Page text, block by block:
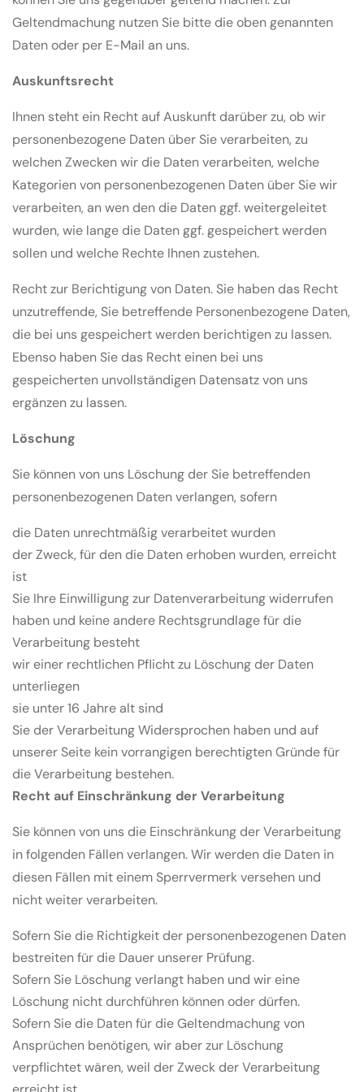
Geltendmachung nutzen Sie bitte die oben genannten
Daten oder per E-Mail an uns.
Auskunftsrecht
Ihnen steht ein Recht auf Auskunft darüber zu, ob wir
personenbezogene Daten über Sie verarbeiten, zu
welchen Zwecken wir die Daten verarbeiten, welche
Kategorien von personenbezogenen Daten über Sie wir
verarbeiten, an wen den die Daten ggf. weitergeleitet
wurden, wie lange die Daten ggf. gespeichert werden
sollen und welche Rechte Ihnen zustehen.
Recht zur Berichtigung von Daten. Sie haben das Recht
unzutreffende, Sie betreffende Personenbezogene Daten,
die bei uns gespeichert werden berichtigen zu lassen.
Ebenso haben Sie das Recht einen bei uns
gespeicherten unvollständigen Datensatz von uns
ergänzen zu lassen.
Löschung
Sie können von uns Löschung der Sie betreffenden
personenbezogenen Daten verlangen, sofern
die Daten unrechtmäßig verarbeitet wurden
der Zweck, für den die Daten erhoben wurden, erreicht
ist
Sie Ihre Einwilligung zur Datenverarbeitung widerrufen
haben und keine andere Rechtsgrundlage für die
Verarbeitung besteht
wir einer rechtlichen Pflicht zu Löschung der Daten
unterliegen
sie unter 16 Jahre alt sind
Sie der Verarbeitung Widersprochen haben und auf
unserer Seite kein vorrangigen berechtigten Gründe für
die Verarbeitung bestehen.
Recht auf Einschränkung der Verarbeitung
Sie können von uns die Einschränkung der Verarbeitung
in folgenden Fällen verlangen. Wir werden die Daten in
diesen Fällen mit einem Sperrvermerk versehen und
nicht weiter verarbeiten.
Sofern Sie die Richtigkeit der personenbezogenen Daten
bestreiten für die Dauer unserer Prüfung.
Sofern Sie Löschung verlangt haben und wir eine
Löschung nicht durchführen können oder dürfen.
Sofern Sie die Daten für die Geltendmachung von
Ansprüchen benötigen, wir aber zur Löschung
verpflichtet wären, weil der Zweck der Verarbeitung